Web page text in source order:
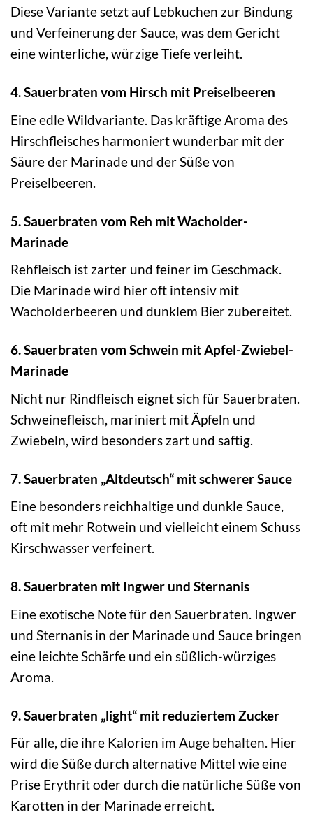
Diese Variante setzt auf Lebkuchen zur Bindung
und Verfeinerung der Sauce, was dem Gericht
eine winterliche, würzige Tiefe verleiht.
4. Sauerbraten vom Hirsch mit Preiselbeeren
Eine edle Wildvariante. Das kräftige Aroma des
Hirschfleisches harmoniert wunderbar mit der
Säure der Marinade und der Süße von
Preiselbeeren.
5. Sauerbraten vom Reh mit Wacholder-
Marinade
Rehfleisch ist zarter und feiner im Geschmack.
Die Marinade wird hier oft intensiv mit
Wacholderbeeren und dunklem Bier zubereitet.
6. Sauerbraten vom Schwein mit Apfel-Zwiebel-
Marinade
Nicht nur Rindfleisch eignet sich für Sauerbraten.
Schweinefleisch, mariniert mit Äpfeln und
Zwiebeln, wird besonders zart und saftig.
7. Sauerbraten „Altdeutsch“ mit schwerer Sauce
Eine besonders reichhaltige und dunkle Sauce,
oft mit mehr Rotwein und vielleicht einem Schuss
Kirschwasser verfeinert.
8. Sauerbraten mit Ingwer und Sternanis
Eine exotische Note für den Sauerbraten. Ingwer
und Sternanis in der Marinade und Sauce bringen
eine leichte Schärfe und ein süßlich-würziges
Aroma.
9. Sauerbraten „light“ mit reduziertem Zucker
Für alle, die ihre Kalorien im Auge behalten. Hier
wird die Süße durch alternative Mittel wie eine
Prise Erythrit oder durch die natürliche Süße von
Karotten in der Marinade erreicht.